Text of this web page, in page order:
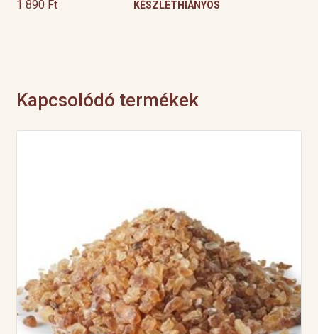
1 890 Ft KÉSZLETHIÁNYOS
Kapcsolódó termékek